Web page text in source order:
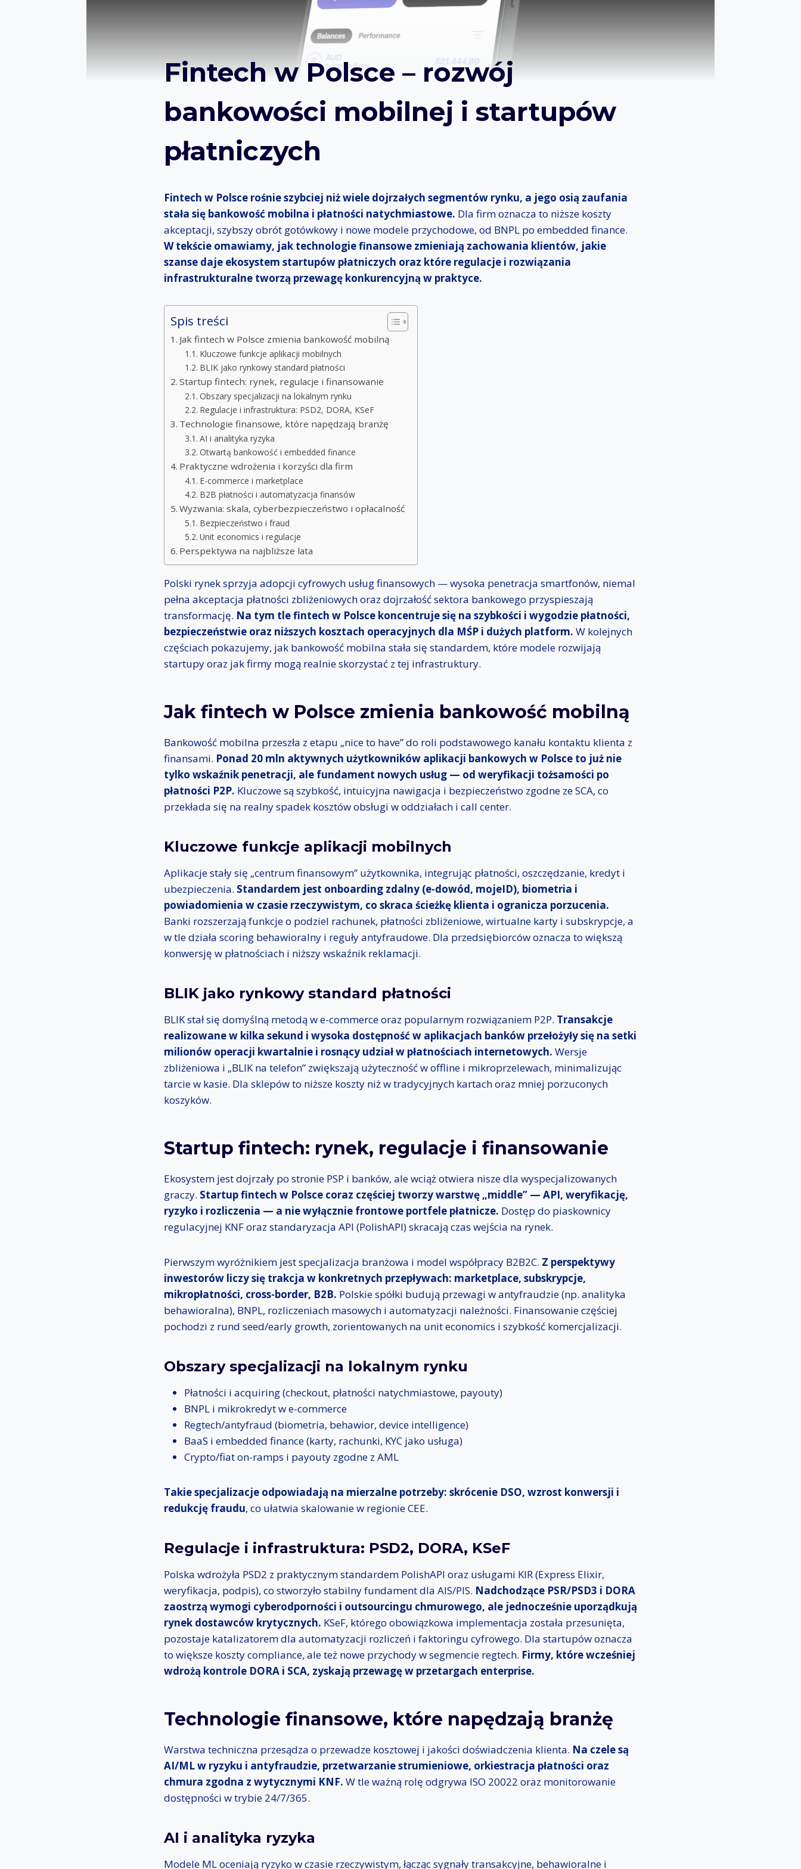
Fintech w Polsce – rozwój
bankowości mobilnej i startupów
płatniczych
Fintech w Polsce rośnie szybciej niż wiele dojrzałych segmentów rynku, a jego osią zaufania
stała się bankowość mobilna i płatności natychmiastowe. Dla firm oznacza to niższe koszty
akceptacji, szybszy obrót gotówkowy i nowe modele przychodowe, od BNPL po embedded finance.
W tekście omawiamy, jak technologie finansowe zmieniają zachowania klientów, jakie
szanse daje ekosystem startupów płatniczych oraz które regulacje i rozwiązania
infrastrukturalne tworzą przewagę konkurencyjną w praktyce.
Spis treści
Jak fintech w Polsce zmienia bankowość mobilną
Kluczowe funkcje aplikacji mobilnych
BLIK jako rynkowy standard płatności
Startup fintech: rynek, regulacje i finansowanie
Obszary specjalizacji na lokalnym rynku
Regulacje i infrastruktura: PSD2, DORA, KSeF
Technologie finansowe, które napędzają branżę
AI i analityka ryzyka
Otwartą bankowość i embedded finance
Praktyczne wdrożenia i korzyści dla firm
E-commerce i marketplace
B2B płatności i automatyzacja finansów
Wyzwania: skala, cyberbezpieczeństwo i opłacalność
Bezpieczeństwo i fraud
Unit economics i regulacje
Perspektywa na najbliższe lata
Polski rynek sprzyja adopcji cyfrowych usług finansowych — wysoka penetracja smartfonów, niemal
pełna akceptacja płatności zbliżeniowych oraz dojrzałość sektora bankowego przyspieszają
transformację. Na tym tle fintech w Polsce koncentruje się na szybkości i wygodzie płatności,
bezpieczeństwie oraz niższych kosztach operacyjnych dla MŚP i dużych platform. W kolejnych
częściach pokazujemy, jak bankowość mobilna stała się standardem, które modele rozwijają
startupy oraz jak firmy mogą realnie skorzystać z tej infrastruktury.
Jak fintech w Polsce zmienia bankowość mobilną
Bankowość mobilna przeszła z etapu „nice to have” do roli podstawowego kanału kontaktu klienta z
finansami. Ponad 20 mln aktywnych użytkowników aplikacji bankowych w Polsce to już nie
tylko wskaźnik penetracji, ale fundament nowych usług — od weryfikacji tożsamości po
płatności P2P. Kluczowe są szybkość, intuicyjna nawigacja i bezpieczeństwo zgodne ze SCA, co
przekłada się na realny spadek kosztów obsługi w oddziałach i call center.
Kluczowe funkcje aplikacji mobilnych
Aplikacje stały się „centrum finansowym” użytkownika, integrując płatności, oszczędzanie, kredyt i
ubezpieczenia. Standardem jest onboarding zdalny (e-dowód, mojeID), biometria i
powiadomienia w czasie rzeczywistym, co skraca ścieżkę klienta i ogranicza porzucenia.
Banki rozszerzają funkcje o podziel rachunek, płatności zbliżeniowe, wirtualne karty i subskrypcje, a
w tle działa scoring behawioralny i reguły antyfraudowe. Dla przedsiębiorców oznacza to większą
konwersję w płatnościach i niższy wskaźnik reklamacji.
BLIK jako rynkowy standard płatności
BLIK stał się domyślną metodą w e-commerce oraz popularnym rozwiązaniem P2P. Transakcje
realizowane w kilka sekund i wysoka dostępność w aplikacjach banków przełożyły się na setki
milionów operacji kwartalnie i rosnący udział w płatnościach internetowych. Wersje
zbliżeniowa i „BLIK na telefon” zwiększają użyteczność w offline i mikroprzelewach, minimalizując
tarcie w kasie. Dla sklepów to niższe koszty niż w tradycyjnych kartach oraz mniej porzuconych
koszyków.
Startup fintech: rynek, regulacje i finansowanie
Ekosystem jest dojrzały po stronie PSP i banków, ale wciąż otwiera nisze dla wyspecjalizowanych
graczy. Startup fintech w Polsce coraz częściej tworzy warstwę „middle” — API, weryfikację,
ryzyko i rozliczenia — a nie wyłącznie frontowe portfele płatnicze. Dostęp do piaskownicy
regulacyjnej KNF oraz standaryzacja API (PolishAPI) skracają czas wejścia na rynek.
Pierwszym wyróżnikiem jest specjalizacja branżowa i model współpracy B2B2C. Z perspektywy
inwestorów liczy się trakcja w konkretnych przepływach: marketplace, subskrypcje,
mikropłatności, cross-border, B2B. Polskie spółki budują przewagi w antyfraudzie (np. analityka
behawioralna), BNPL, rozliczeniach masowych i automatyzacji należności. Finansowanie częściej
pochodzi z rund seed/early growth, zorientowanych na unit economics i szybkość komercjalizacji.
Obszary specjalizacji na lokalnym rynku
Płatności i acquiring (checkout, płatności natychmiastowe, payouty)
BNPL i mikrokredyt w e-commerce
Regtech/antyfraud (biometria, behawior, device intelligence)
BaaS i embedded finance (karty, rachunki, KYC jako usługa)
Crypto/fiat on-ramps i payouty zgodne z AML
Takie specjalizacje odpowiadają na mierzalne potrzeby: skrócenie DSO, wzrost konwersji i
redukcję fraudu, co ułatwia skalowanie w regionie CEE.
Regulacje i infrastruktura: PSD2, DORA, KSeF
Polska wdrożyła PSD2 z praktycznym standardem PolishAPI oraz usługami KIR (Express Elixir,
weryfikacja, podpis), co stworzyło stabilny fundament dla AIS/PIS. Nadchodzące PSR/PSD3 i DORA
zaostrzą wymogi cyberodporności i outsourcingu chmurowego, ale jednocześnie uporządkują
rynek dostawców krytycznych. KSeF, którego obowiązkowa implementacja została przesunięta,
pozostaje katalizatorem dla automatyzacji rozliczeń i faktoringu cyfrowego. Dla startupów oznacza
to większe koszty compliance, ale też nowe przychody w segmencie regtech. Firmy, które wcześniej
wdrożą kontrole DORA i SCA, zyskają przewagę w przetargach enterprise.
Technologie finansowe, które napędzają branżę
Warstwa techniczna przesądza o przewadze kosztowej i jakości doświadczenia klienta. Na czele są
AI/ML w ryzyku i antyfraudzie, przetwarzanie strumieniowe, orkiestracja płatności oraz
chmura zgodna z wytycznymi KNF. W tle ważną rolę odgrywa ISO 20022 oraz monitorowanie
dostępności w trybie 24/7/365.
AI i analityka ryzyka
Modele ML oceniają ryzyko w czasie rzeczywistym, łącząc sygnały transakcyjne, behawioralne i